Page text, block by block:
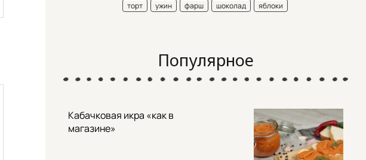
торт
ужин фарш шоколад яблоки
Популярное
Кабачковая икра «как в
магазине»